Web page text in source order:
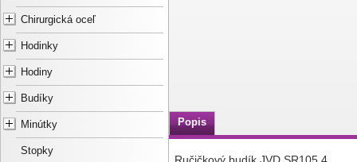
Chirurgická oceľ
Hodinky
Hodiny
Budíky
Minútky
Stopky
Popis
Ručičkový budík JVD SR105.4